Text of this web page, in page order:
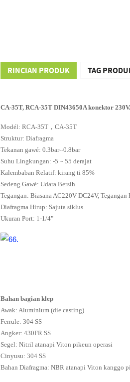
RINCIAN PRODUK TAG
CA-35T, RCA-35T DIN43650A konektor
Modél: RCA-35T，CA-35T
Struktur: Diafragma
Tekanan gawé: 0.3bar--0.8bar
Suhu Lingkungan: -5 ~ 55 derajat
Kalembaban Relatif: kirang ti 85%
Sedeng Gawé: Udara Bersih
Tegangan: Biasana AC220V DC24V, Tegangan
Diafragma Hirup: Sajuta siklus
Ukuran Port: 1-1/4"
Bahan bagian klep
Awak: Aluminium (die casting)
Ferrule: 304 SS
Angker: 430FR SS
Segel: Nitril atanapi Viton pikeun operasi
Cinyusu: 304 SS
Bahan Diafragma: NBR atanapi Viton kanggo